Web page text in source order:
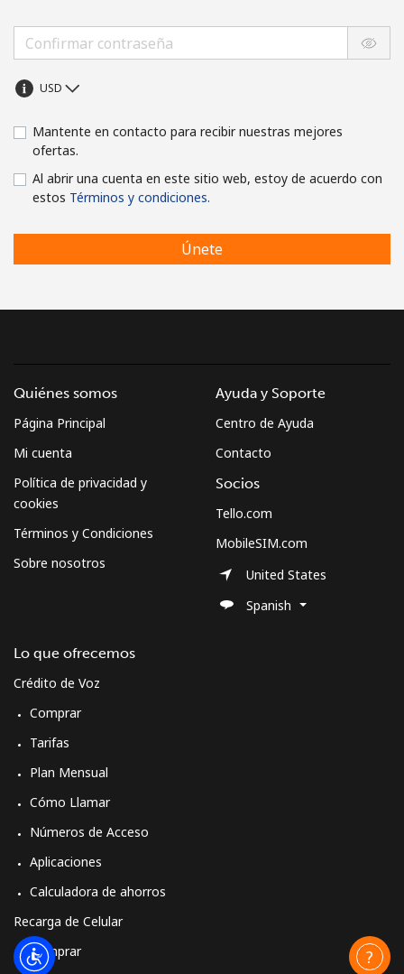
Mantente en contacto para recibir nuestras mejores
ofertas.
Al abrir una cuenta en este sitio web, estoy de acuerdo con
estos Términos y condiciones.
Únete
Quiénes somos
Página Principal
Mi cuenta
Política de privacidad y
cookies
Términos y Condiciones
Sobre nosotros
Lo que ofrecemos
Crédito de Voz
Comprar
Tarifas
Plan Mensual
Cómo Llamar
Números de Acceso
Aplicaciones
Calculadora de ahorros
Recarga de Celular
Comprar
Ayuda y Soporte
Centro de Ayuda
Contacto
Socios
Tello.com
MobileSIM.com
United States
Spanish